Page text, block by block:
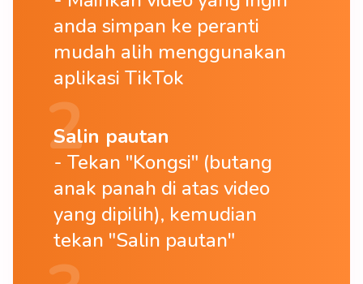
anda simpan ke peranti
mudah alih menggunakan
aplikasi TikTok
Salin pautan
Tekan "Kongsi" (butang
anak panah di atas video
yang dipilih), kemudian
tekan "Salin pautan"